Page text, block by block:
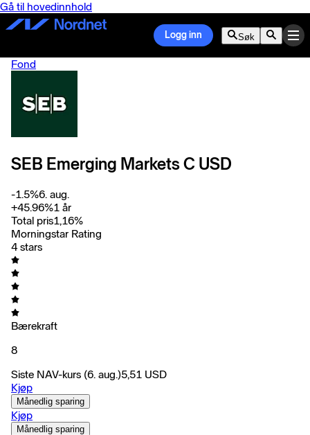
Gå til hovedinnhold
Logg inn Søk
Fond
SEB Emerging Markets C USD
-1.5%6. aug.
+45.96%1 år
Total pris1,16%
Morningstar Rating
4 stars
Bærekraft
8
Siste NAV-kurs (6. aug.)5,51 USD
Kjøp
Månedlig sparing
Kjøp
Månedlig sparing